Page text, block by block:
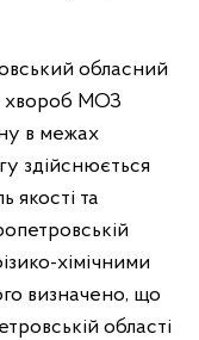
обласний
хвороб МОЗ
в межах
здійснюється
якості та
хімічними
визначено, що
області